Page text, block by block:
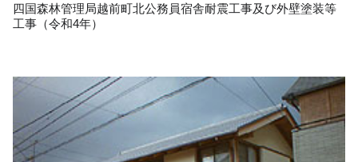
四国森林管理局越前町北公務員宿舎耐震工事及び外壁塗装等
工事（令和4年）